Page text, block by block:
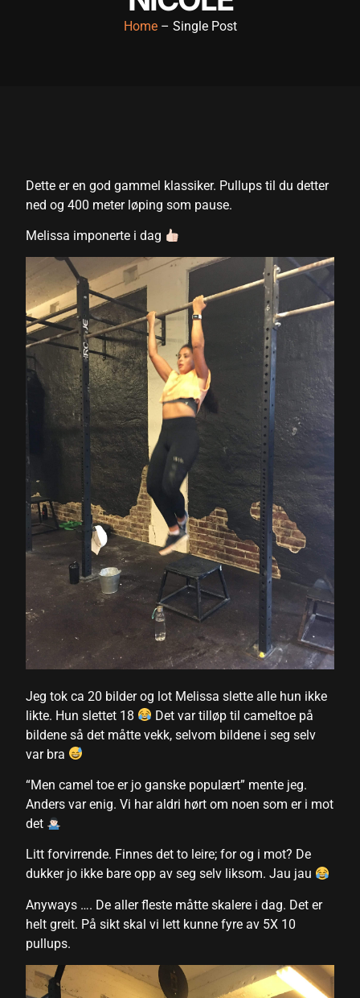
Home– Single Post
Dette er en god gammel klassiker. Pullups til du detter
ned og 400 meter løping som pause.
Melissa imponerte i dag
Jeg tok ca 20 bilder og lot Melissa slette alle hun ikke
likte. Hun slettet 18
Det var tilløp til cameltoe på
bildene så det måtte vekk, selvom bildene i seg selv
var bra
“Men camel toe er jo ganske populært” mente jeg.
Anders var enig. Vi har aldri hørt om noen som er i mot
det
Litt forvirrende. Finnes det to leire; for og i mot? De
dukker jo ikke bare opp av seg selv liksom. Jau jau
Anyways …. De aller fleste måtte skalere i dag. Det er
helt greit. På sikt skal vi lett kunne fyre av 5X 10
pullups.